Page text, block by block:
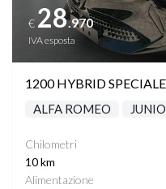
€ 28.970
IVA esposta
1200 HYBRID
ALFA ROMEO
Chilometri
10 km
Alimentazione